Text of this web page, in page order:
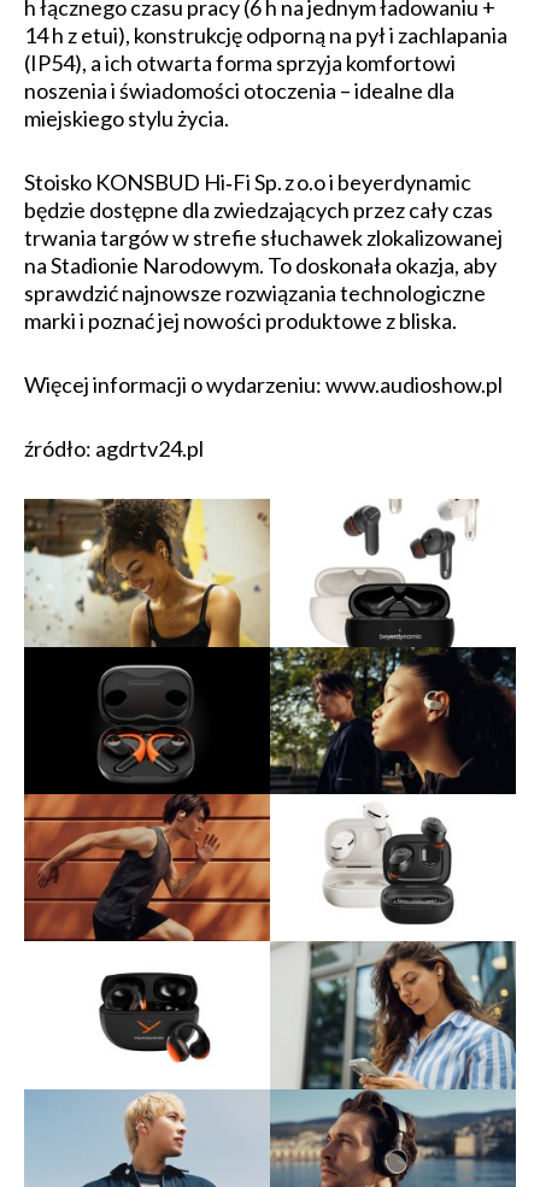
h łącznego czasu pracy (6 h na jednym ładowaniu +
14 h z etui), konstrukcję odporną na pył i zachlapania
(IP54), a ich otwarta forma sprzyja komfortowi
noszenia i świadomości otoczenia – idealne dla
miejskiego stylu życia.
Stoisko KONSBUD Hi‑Fi Sp. z o.o i beyerdynamic
będzie dostępne dla zwiedzających przez cały czas
trwania targów w strefie słuchawek zlokalizowanej
na Stadionie Narodowym. To doskonała okazja, aby
sprawdzić najnowsze rozwiązania technologiczne
marki i poznać jej nowości produktowe z bliska.
Więcej informacji o wydarzeniu: www.audioshow.pl
źródło: agdrtv24.pl